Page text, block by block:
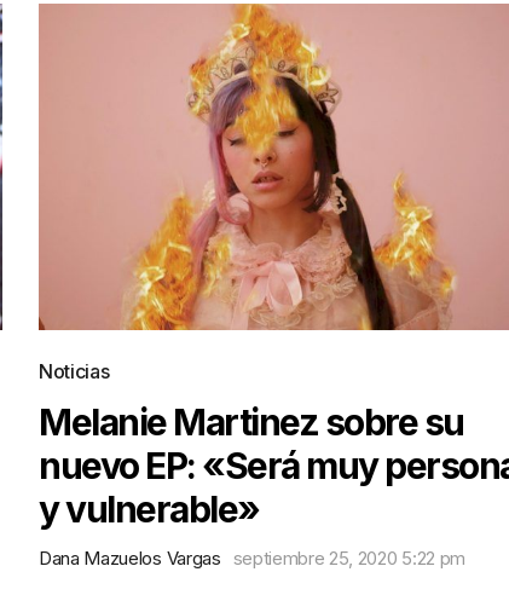
Noticias
Melanie Martinez sobre su
nuevo EP: «Será muy
y vulnerable»
Dana Mazuelos Vargas septiembre 25, 2020 5:22 pm